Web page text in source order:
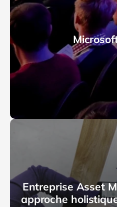
Entreprise Asset
approche